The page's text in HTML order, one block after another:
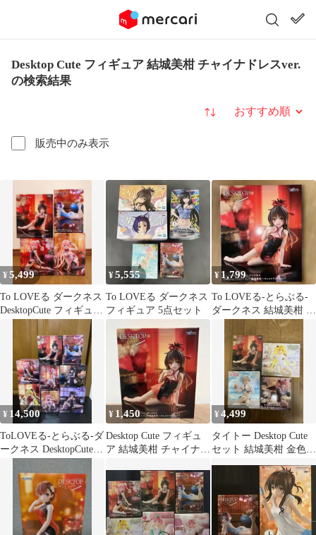
Desktop Cute フィギュア 結城美柑 チャイナドレスver.
の検索結果
販売中のみ表示
並び替え
¥5,499
To LOVEる ダークネス
DesktopCute フィギュア
4点まとめ売り
¥5,555
To LOVEる ダークネス
フィギュア 5点セット
¥ 1,799
To LOVEる-とらぶる-
ダークネス 結城美柑 チ
ャイナドレスver.
¥ 14,500
ToLOVEる-とらぶる-ダ
ークネス DesktopCuteフ
¥ 1,450
Desktop Cute フィギュ
ア 結城美柑 チャイナド
¥4,499
タイトー Desktop Cute
セット 結城美柑 金色の
闇 宇崎花 喜多川海夢